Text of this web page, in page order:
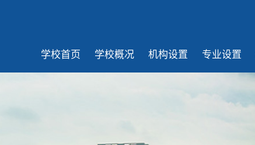
学校首页 学校概况 机构设置 专业设置